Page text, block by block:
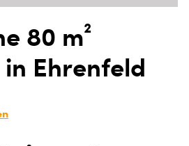
80 m²
Ehrenfeld